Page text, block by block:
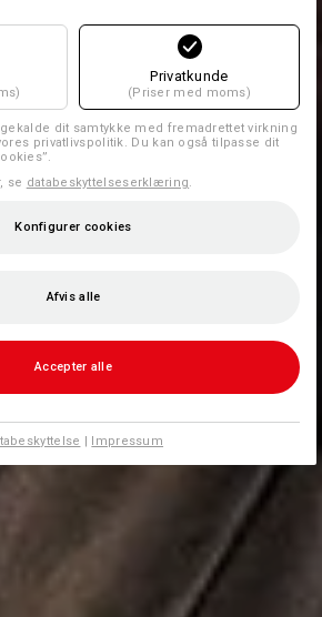
Privatkunde
(Priser med moms)
dit samtykke med fremadrettet virkning
privatlivspolitik. Du kan også tilpasse dit
se databeskyttelseserklæring
Konfigurer cookies
Afvis alle
Accepter alle
| Impressum